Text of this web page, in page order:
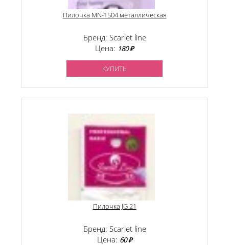
Пилочка MN-1504 металлическая
Бренд: Scarlet line
Цена: 180 ₽
КУПИТЬ
Пилочка JG 21
Бренд: Scarlet line
Цена: 60 ₽